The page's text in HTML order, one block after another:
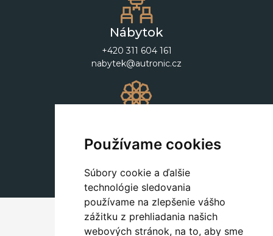
Používame cookies
Súbory cookie a ďalšie
technológie sledovania
používame na zlepšenie vášho
zážitku z prehliadania našich
webových stránok, na to, aby sme
Nábytok
+420 311 604 161
nabytek@autronic.cz
+420 311 604 182
dekorace@autronic.cz